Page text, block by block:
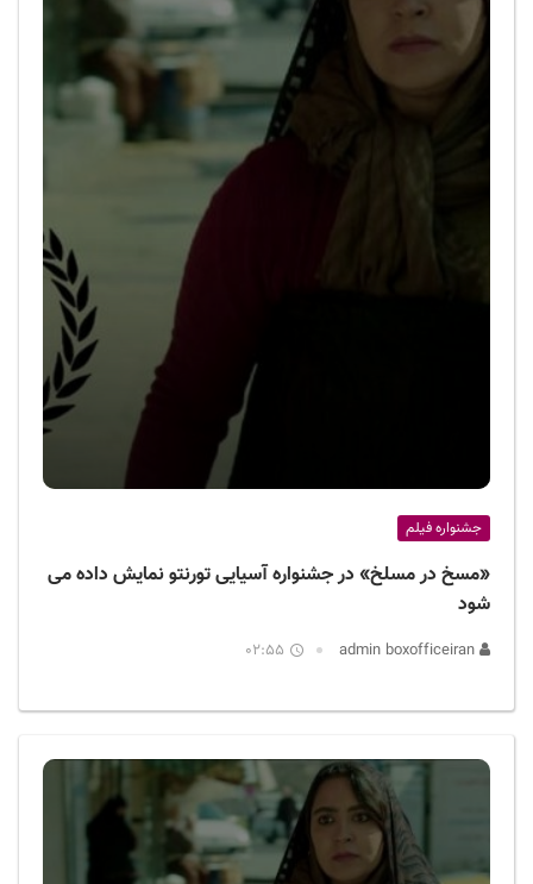
جشنواره فیلم
«مسخ در مسلخ» در جشنواره آسیایی تورنتو نمایش داده می
شود
02:55